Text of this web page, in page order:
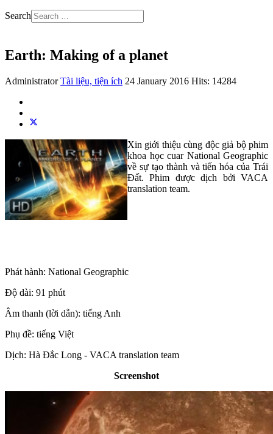
Search
Earth: Making of a planet
Administrator Tài liệu, tiện ích 24 January 2016 Hits: 14284
Xin giới thiệu cùng độc giả bộ phim
khoa học cuar National Geographic
về sự tạo thành và tiến hóa của Trái
Đất. Phim được dịch bởi VACA
translation team.
Phát hành: National Geographic
Độ dài: 91 phút
Âm thanh (lời dẫn): tiếng Anh
Phụ đề: tiếng Việt
Dịch: Hà Đắc Long - VACA translation team
Screenshot